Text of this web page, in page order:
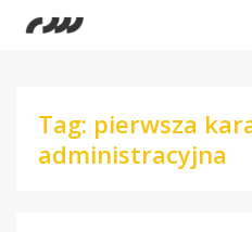
Tag: pierwsza
administracyjna